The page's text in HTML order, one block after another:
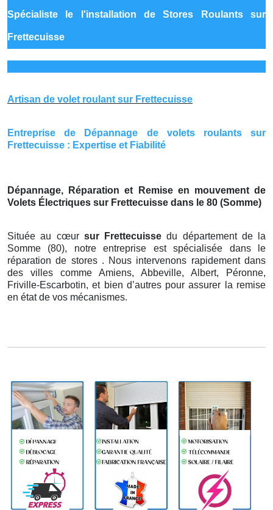
Spécialiste le l'installation de Stores Roulants sur
Frettecuisse
Artisan de volet roulant sur Frettecuisse
Entreprise de Dépannage de volets roulants sur
Frettecuisse : Expertise et Fiabilité
Dépannage, Réparation et Remise en mouvement de
Volets Électriques sur Frettecuisse dans le 80 (Somme)
Située au cœur sur Frettecuissedu département de la
Somme (80), notre entreprise est spécialisée dans le
réparation de stores . Nous intervenons rapidement dans
des villes comme Amiens, Abbeville, Albert, Péronne,
Friville-Escarbotin, et bien d’autres pour assurer la remise
en état de vos mécanismes.